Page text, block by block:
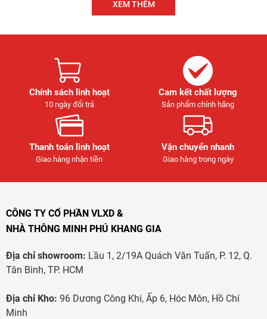
XEM THÊM
Chính sách linh hoạt
10 ngày đổi trả
Cam kết chất lượng
Sản phẩm chính hãng
Thanh toán linh hoạt
Giao hàng nhận tiền
Vận chuyển nhanh
Giao hàng trong ngày
CÔNG TY CỔ PHẦN VLXD &
NHÀ THÔNG MINH PHÚ KHANG GIA
Địa chỉ showroom: Lầu 1, 2/19A Quách Văn Tuấn, P. 12, Q.
Tân Bình, TP. HCM
Địa chỉ Kho: 96 Dương Công Khi, Ấp 6, Hóc Môn, Hồ Chí
Minh